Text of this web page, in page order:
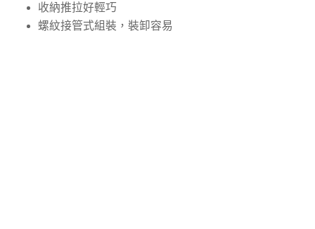
收納推拉好輕巧
螺紋接管式組裝，裝卸容易